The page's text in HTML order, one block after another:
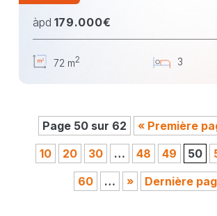
àpd 179.000€
72 m2 3
Page 50 sur 62 « Première
10
20 30 … 48 49 50
60
… » Dernière